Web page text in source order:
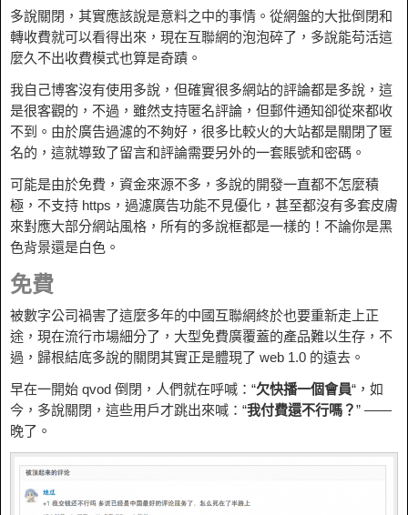
多說關閉，其實應該說是意料之中的事情。從網盤的大批倒閉和
轉收費就可以看得出來，現在互聯網的泡泡碎了，多說能苟活這
麼久不出收費模式也算是奇蹟。
我自己博客沒有使用多說，但確實很多網站的評論都是多說，這
是很客觀的，不過，雖然支持匿名評論，但郵件通知卻從來都收
不到。由於廣告過濾的不夠好，很多比較火的大站都是關閉了匿
名的，這就導致了留言和評論需要另外的一套賬號和密碼。
可能是由於免費，資金來源不多，多說的開發一直都不怎麼積
極，不支持 https，過濾廣告功能不見優化，甚至都沒有多套皮膚
來對應大部分網站風格，所有的多說框都是一樣的！不論你是黑
色背景還是白色。
免費
被數字公司禍害了這麼多年的中國互聯網終於也要重新走上正
途，現在流行市場細分了，大型免費廣覆蓋的產品難以生存，不
過，歸根結底多說的關閉其實正是體現了 web 1.0 的遠去。
早在一開始 qvod 倒閉，人們就在呼喊：“欠快播一個會員“，如
今，多說關閉，這些用戶才跳出來喊：“我付費還不行嗎？” ——
晚了。